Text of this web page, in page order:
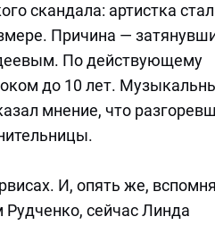
скандала: артистка
Причина —
По действующему
до 10 лет.
мнение, что
И, опять же,
Рудченко, сейчас Линда